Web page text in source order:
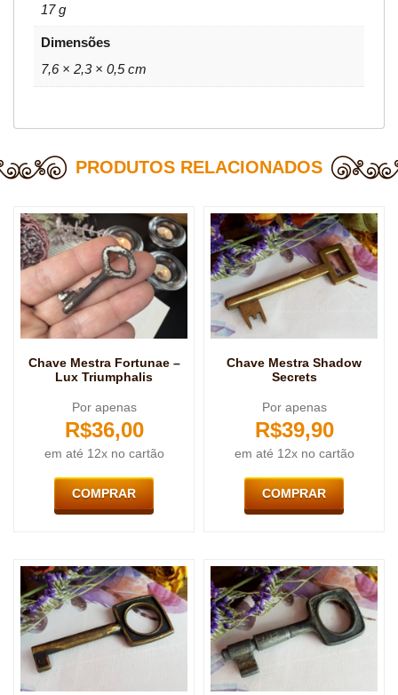
17 g
Dimensões
7,6 × 2,3 × 0,5 cm
PRODUTOS RELACIONADOS
Chave Mestra Fortunae –
Lux Triumphalis
Por apenas
R$36,00
em até 12x no cartão
COMPRAR
Chave Mestra Shadow
Secrets
Por apenas
R$39,90
em até 12x no cartão
COMPRAR